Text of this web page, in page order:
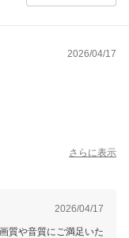
2026/04/17
さらに表示
2026/04/17
質や音質にご満足いた